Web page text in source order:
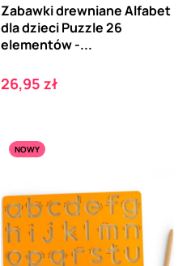
Zabawki drewniane Alfabet
dla dzieci Puzzle 26
elementów -...
Cena
26,95 zł
NOWY